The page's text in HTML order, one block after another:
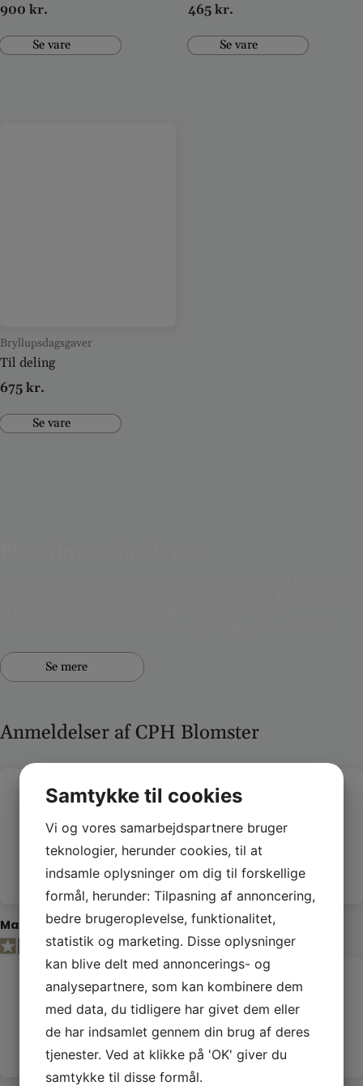
900 kr.
Se vare
465 kr.
Se vare
Bryllupsdagsgaver
Til deling
675 kr.
Se vare
Se mere
Anmeldelser af CPH Blomster
Fantastisk service og blomster
Fantastisk service og smukke blomster. Denne blomsterbutik
har været min go-to for alle mine buketbehov. Deres fokus
på kvalitet er uovertruffen!
Maria Kunde
Kan varmt anbefales
Altid fantastisk service og de flotteste varer og blomster. Kan
varmt anbefales.
Samtykke til cookies
Vi og vores samarbejdspartnere bruger
teknologier, herunder cookies, til at
indsamle oplysninger om dig til forskellige
formål, herunder: Tilpasning af annoncering,
bedre brugeroplevelse, funktionalitet,
statistik og marketing. Disse oplysninger
kan blive delt med annoncerings- og
analysepartnere, som kan kombinere dem
med data, du tidligere har givet dem eller
de har indsamlet gennem din brug af deres
tjenester. Ved at klikke på 'OK' giver du
samtykke til disse formål.